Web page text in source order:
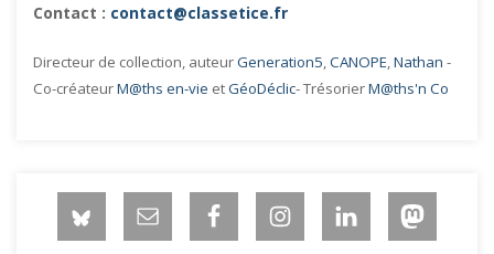
Contact : contact@classetice.fr
Directeur de collection, auteurGeneration5,CANOPE,Nathan -
Co-créateurM@ths en-vie etGéoDéclic- TrésorierM@ths'n Co